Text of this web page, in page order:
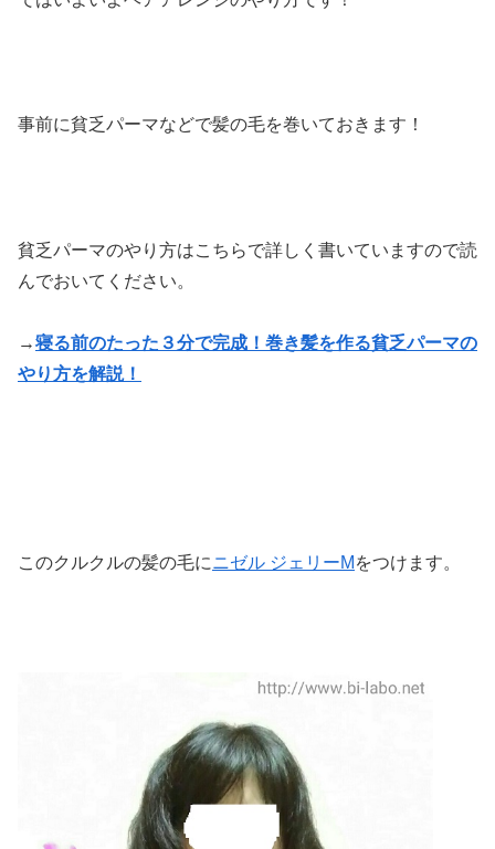
事前に貧乏パーマなどで髪の毛を巻いておきます！
貧乏パーマのやり方はこちらで詳しく書いていますので読
んでおいてください。
→寝る前のたった３分で完成！巻き髪を作る貧乏パーマの
やり方を解説！
このクルクルの髪の毛にニゼル ジェリーM をつけます。